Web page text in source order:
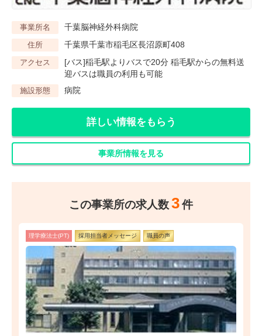
事業所名 千葉脳神経外科病院
住所 千葉県千葉市稲毛区長沼原町408
アクセス
[バス]稲毛駅よりバスで20分 稲毛駅からの無料送
迎バスは職員の利用も可能
施設形態 病院
詳しい情報をもらう
事業所情報を見る
この事業所の求人数3件
理学療法士(PT) 採用担当者メッセージ 職員の声